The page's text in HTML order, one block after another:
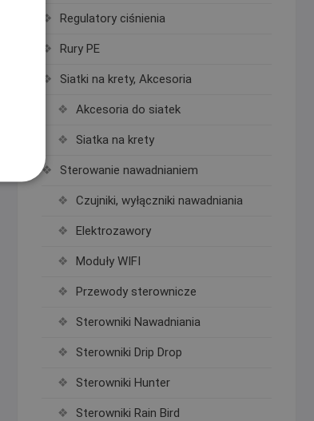
Regulatory ciśnienia
Rury PE
Siatki na krety, Akcesoria
Akcesoria do siatek
Siatka na krety
Sterowanie nawadnianiem
Czujniki, wyłączniki nawadniania
Elektrozawory
Moduły WIFI
Przewody sterownicze
Sterowniki Nawadniania
Sterowniki Drip Drop
Sterowniki Hunter
Sterowniki Rain Bird